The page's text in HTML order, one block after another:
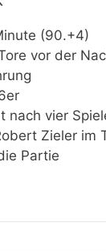
(90.+4)
vor der
nach vier
Zieler im
Partie